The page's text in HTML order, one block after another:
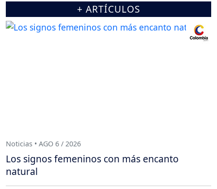
+ ARTÍCULOS
Noticias • AGO 6 / 2026
Los signos femeninos con más encanto
natural